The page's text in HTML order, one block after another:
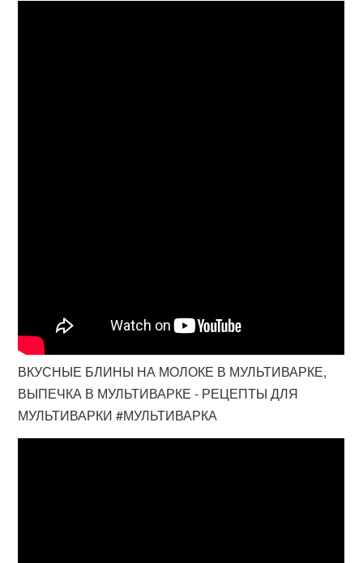
ВКУСНЫЕ БЛИНЫ НА МОЛОКЕ В МУЛЬТИВАРКЕ,
ВЫПЕЧКА В МУЛЬТИВАРКЕ - РЕЦЕПТЫ ДЛЯ
МУЛЬТИВАРКИ #МУЛЬТИВАРКА